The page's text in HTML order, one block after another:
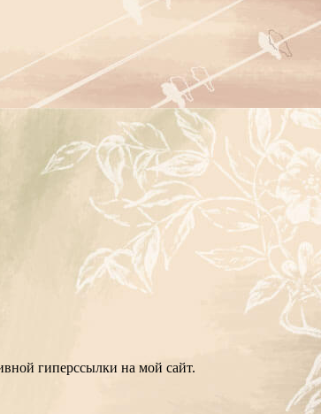
гиперссылки на мой сайт.